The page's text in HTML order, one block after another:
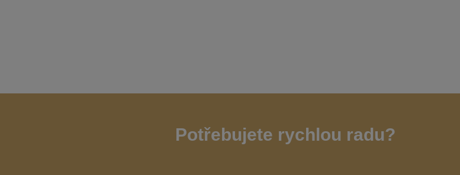
Potřebujete rychlou radu?